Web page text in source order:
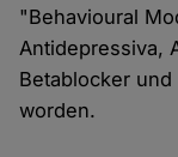
"Behavioural
Antidepressiva,
Betablocker
worden.